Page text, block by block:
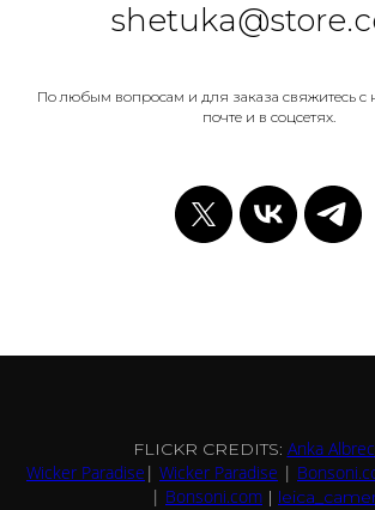
По любым вопросам и для заказа свяжитесь с
почте и в соцсетях.
FLICKR CREDITS: Anka
Wicker Paradise | Wicker Paradise |
| Bonsoni.com |